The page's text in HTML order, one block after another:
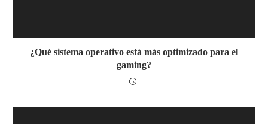
¿Qué sistema operativo está más optimizado para el
gaming?